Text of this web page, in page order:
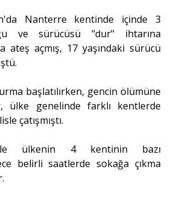
Nanterre kentinde içinde 3
ve sürücüsü "dur" ihtarına
ateş açmış, 17 yaşındaki sürücü
başlatılırken, gencin ölümüne
ülke genelinde farklı kentlerde
çatışmıştı.
ülkenin 4 kentinin bazı
belirli saatlerde sokağa çıkma